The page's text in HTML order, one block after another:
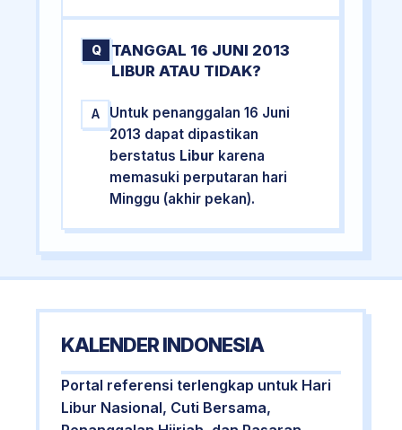
Q
TANGGAL 16 JUNI 2013
LIBUR ATAU TIDAK?
A
Untuk penanggalan 16 Juni
2013 dapat dipastikan
berstatus Libur karena
memasuki perputaran hari
Minggu (akhir pekan).
KALENDER INDONESIA
Portal referensi terlengkap untuk Hari
Libur Nasional, Cuti Bersama,